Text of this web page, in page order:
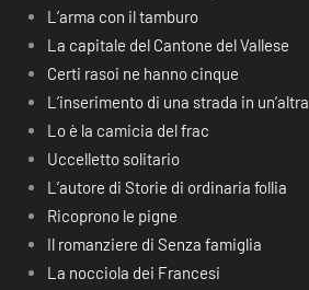
L’arma con il tamburo
La capitale del Cantone del Vallese
Certi rasoi ne hanno cinque
L’inserimento di una strada in un’altra
Lo è la camicia del frac
Uccelletto solitario
L’autore di Storie di ordinaria follia
Ricoprono le pigne
Il romanziere di Senza famiglia
La nocciola dei Francesi